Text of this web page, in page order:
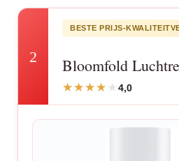
2
BESTE PRIJS-
Bloomfold
4,0